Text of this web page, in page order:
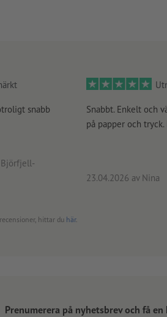
snabb
Björfjell-
Snabbt. Enkelt och
på papper och
23.04.2026 av Nina
hittar du här.
Prenumerera på nyhetsbrev och få